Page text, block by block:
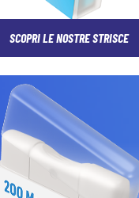
SCOPRI LE NOSTRE STRISCE